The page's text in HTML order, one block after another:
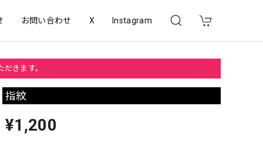
お問い合わせ X Instagram
きます。
指紋
¥1,200